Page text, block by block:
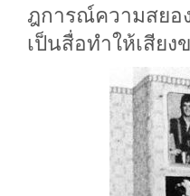
ฎการณ์ความสยอ
เป็นสื่อทำให้เสียง